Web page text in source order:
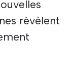
révèlent